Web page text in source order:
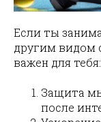
Если ты
другим видом
важен для тебя:
Защита
после